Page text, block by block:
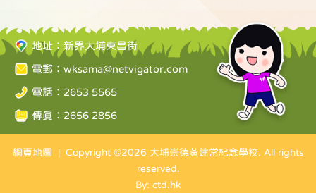
地址：新界大埔東昌街
電郵： wksama@netvigator.com
電話：2653 5565
傳真：2656 2856
網頁地圖 | Copyright ©2026 大埔崇德黃建常紀念學校. All rights
reserved.
By: ctd.hk